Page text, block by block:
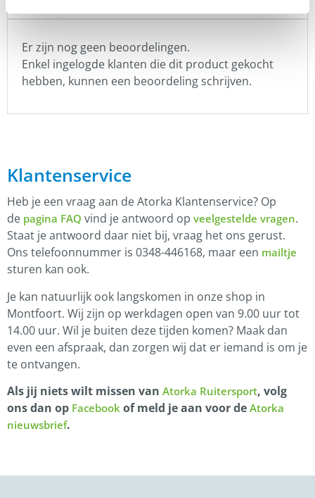
Er zijn nog geen beoordelingen.
Enkel ingelogde klanten die dit product gekocht
hebben, kunnen een beoordeling schrijven.
Klantenservice
Heb je een vraag aan de Atorka Klantenservice? Op
de pagina FAQ vind je antwoord op veelgestelde vragen.
Staat je antwoord daar niet bij, vraag het ons gerust.
Ons telefoonnummer is 0348-446168, maar een mailtje
sturen kan ook.
Je kan natuurlijk ook langskomen in onze shop in
Montfoort. Wij zijn op werkdagen open van 9.00 uur tot
14.00 uur. Wil je buiten deze tijden komen? Maak dan
even een afspraak, dan zorgen wij dat er iemand is om je
te ontvangen.
Als jij niets wilt missen van Atorka Ruitersport, volg
ons dan op Facebook of meld je aan voor de Atorka
nieuwsbrief.